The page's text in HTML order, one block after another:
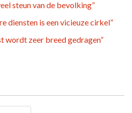
steun van de bevolking”
diensten is een vicieuze cirkel”
wordt zeer breed gedragen”